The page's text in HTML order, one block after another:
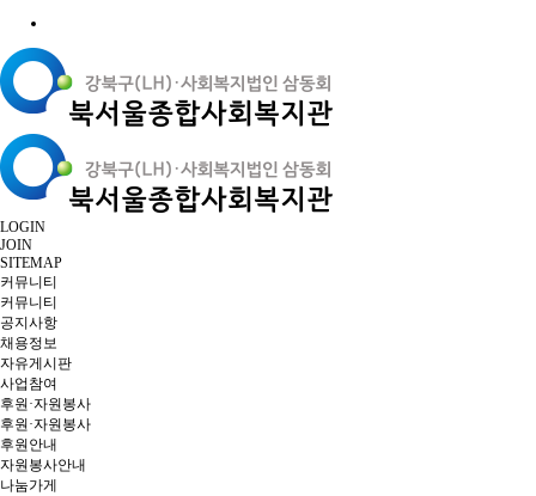
LOGIN
JOIN
SITEMAP
커뮤니티
커뮤니티
공지사항
채용정보
자유게시판
사업참여
후원·자원봉사
후원·자원봉사
후원안내
자원봉사안내
나눔가게